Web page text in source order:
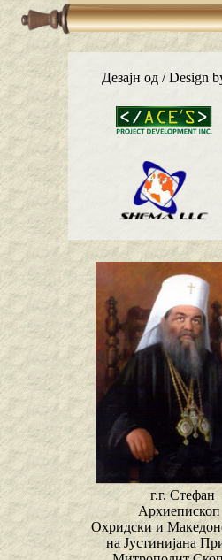
Дезајн од / Design
г.г. Стефан
Архиепископ
Охридски и
на Јустинијана